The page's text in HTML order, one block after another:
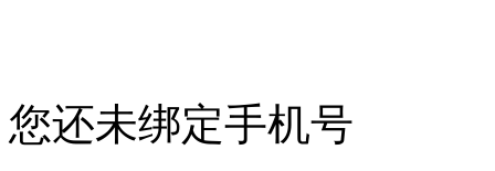
您还未绑定手机号